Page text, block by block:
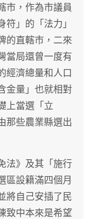
市，作為市議員
」的「法力」
的直轄市，二來
當局還曾一度有
經濟總量和人口
金量」也就相對
上當選「立
那些農業縣選出
法》及其「施行
區設籍滿四個月
將自己安插了民
致中本來是希望